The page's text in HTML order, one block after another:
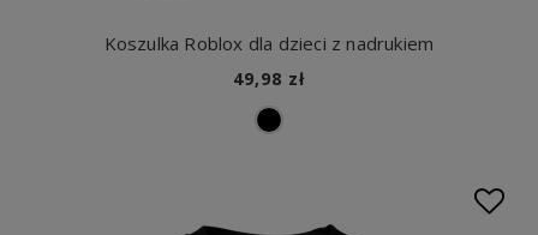
Koszulka Roblox dla dzieci z nadrukiem
49,98 zł